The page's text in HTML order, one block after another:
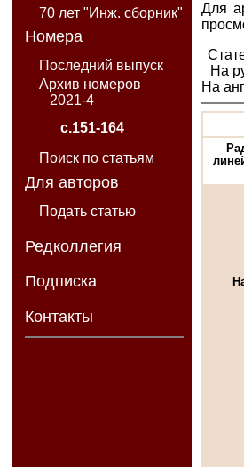
70 лет "Инж. сборник"
Номера
Последний выпуск
Архив номеров
2021-4
с.151-164
Поиск по статьям
Для авторов
Подать статью
Редколлегия
Подписка
Контакты
Для
На
На